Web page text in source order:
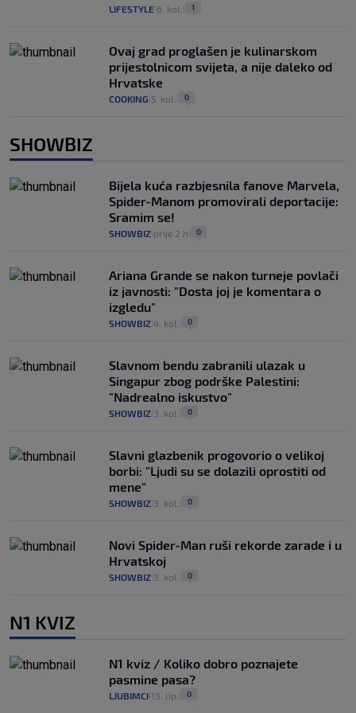
LIFESTYLE 6. kol. 1
Ovaj grad proglašen je kulinarskom
prijestolnicom svijeta, a nije daleko od
Hrvatske
COOKING 5. kol. 0
SHOWBIZ
Bijela kuća razbjesnila fanove Marvela,
Spider-Manom promovirali deportacije:
Sramim se!
SHOWBIZ prije 2 h 0
Ariana Grande se nakon turneje povlači
iz javnosti: "Dosta joj je komentara o
izgledu"
SHOWBIZ 4. kol. 0
Slavnom bendu zabranili ulazak u
Singapur zbog podrške Palestini:
"Nadrealno iskustvo"
SHOWBIZ 3. kol. 0
Slavni glazbenik progovorio o velikoj
borbi: "Ljudi su se dolazili oprostiti od
mene"
SHOWBIZ 3. kol. 0
Novi Spider-Man ruši rekorde zarade i u
Hrvatskoj
SHOWBIZ 3. kol. 0
N1 KVIZ
N1 kviz / Koliko dobro poznajete
pasmine pasa?
LJUBIMCI 13. lip. 0